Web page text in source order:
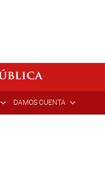
DAMOS CUENTA